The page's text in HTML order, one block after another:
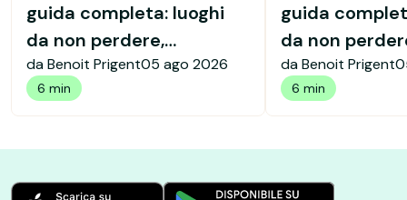
guida completa: luoghi
da non perdere,
monumenti e consigli
pratici
da Benoit Prigent05 ago 2026
6 min
guida
da non
vecchia e
da Benoit Prigent
6 min